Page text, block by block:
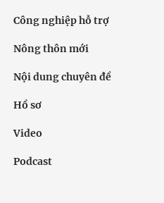
Công nghiệp hỗ trợ
Nông thôn mới
Nội dung chuyên đề
Hồ sơ
Video
Podcast